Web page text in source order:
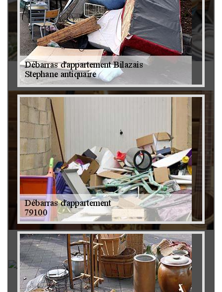
Brocanteur 79
Rachat instrument de musique 79
Achat antiquité 79